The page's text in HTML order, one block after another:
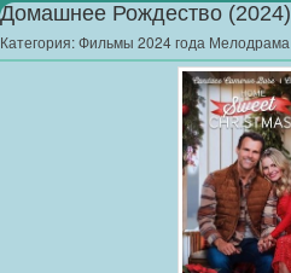
Домашнее Рождество (2024)
Категория:Фильмы 2024 года Мелодрама